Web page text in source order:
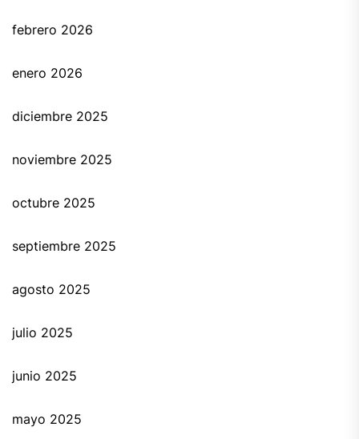
febrero 2026
enero 2026
diciembre 2025
noviembre 2025
octubre 2025
septiembre 2025
agosto 2025
julio 2025
junio 2025
mayo 2025